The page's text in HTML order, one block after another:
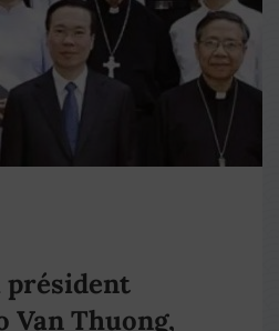
président
Van Thuong,